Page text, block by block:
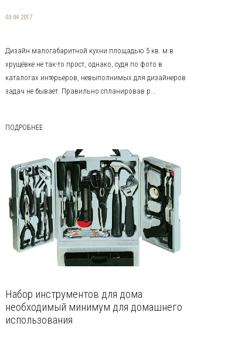
03.04.2017
Дизайн малогабаритной кухни площадью 5 кв. м в
хрущёвке не так-то прост, однако, судя по фото в
каталогах интерьеров, невыполнимых для дизайнеров
задач не бывает. Правильно спланировав р...
ПОДРОБНЕЕ
Набор инструментов для дома:
необходимый минимум для домашнего
использования